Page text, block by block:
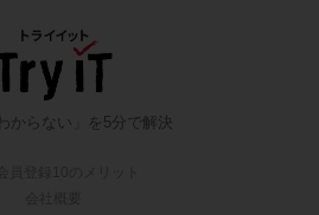
からない」を5分で解決